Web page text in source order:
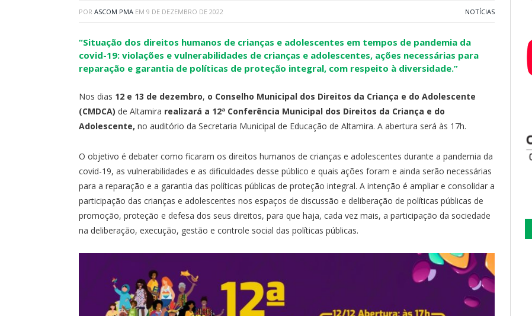
POR ASCOM PMA EM 9 DE DEZEMBRO DE 2022 NOTÍCIAS
“Situação dos direitos humanos de crianças e adolescentes em tempos de pandemia da
covid-19: violações e vulnerabilidades de crianças e adolescentes, ações necessárias para
reparação e garantia de políticas de proteção integral, com respeito à diversidade.”
Nos dias 12 e 13 de dezembro, o Conselho Municipal dos Direitos da Criança e do Adolescente
(CMDCA) de Altamira realizará a 12ª Conferência Municipal dos Direitos da Criança e do
Adolescente, no auditório da Secretaria Municipal de Educação de Altamira. A abertura será às 17h.
O objetivo é debater como ficaram os direitos humanos de crianças e adolescentes durante a pandemia da
covid-19, as vulnerabilidades e as dificuldades desse público e quais ações foram e ainda serão necessárias
para a reparação e a garantia das políticas públicas de proteção integral. A intenção é ampliar e consolidar a
participação das crianças e adolescentes nos espaços de discussão e deliberação de políticas públicas de
promoção, proteção e defesa dos seus direitos, para que haja, cada vez mais, a participação da sociedade
na deliberação, execução, gestão e controle social das políticas públicas.